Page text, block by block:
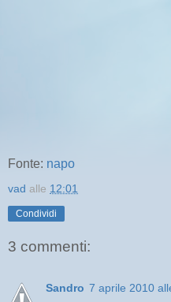
Fonte: napo
vad alle 12:01
Condividi
3 commenti:
Sandro 7 aprile 2010